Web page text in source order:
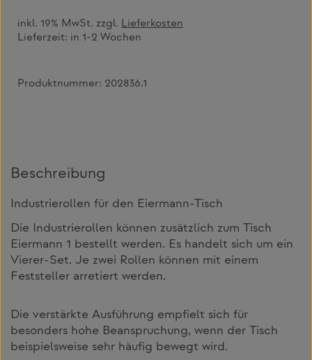
inkl. 19% MwSt. zzgl. Lieferkosten
Lieferzeit: in 1-2 Wochen
Produktnummer: 202836.1
Beschreibung
Industrierollen für den Eiermann-Tisch
Die Industrierollen können zusätzlich zum Tisch
Eiermann 1 bestellt werden. Es handelt sich um ein
Vierer-Set. Je zwei Rollen können mit einem
Feststeller arretiert werden.
Die verstärkte Ausführung empfielt sich für
besonders hohe Beanspruchung, wenn der Tisch
beispielsweise sehr häufig bewegt wird.